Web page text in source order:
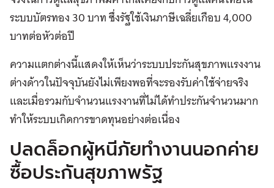
ระบบบัตรทอง 30 บาท ซึ่งรัฐใช้เงินภาษีเฉลี่ยเกือบ 4,000
บาทต่อหัวต่อปี
ความแตกต่างนี้แสดงให้เห็นว่าระบบประกันสุขภาพแรงงาน
ต่างด้าวในปัจจุบันยังไม่เพียงพอที่จะรองรับค่าใช้จ่ายจริง
และเมื่อรวมกับจำนวนแรงงานที่ไม่ได้ทำประกันจำนวนมาก
ทำให้ระบบเกิดการขาดทุนอย่างต่อเนื่อง
ปลดล็อกผู้หนีภัยทำงานนอกค่าย
ซื้อประกันสุขภาพรัฐ